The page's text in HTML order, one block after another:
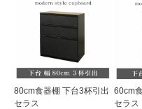
80cm食器棚 下台3杯引出
セラス
60cm
セラス